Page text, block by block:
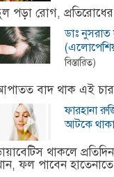
পড়া রোগ,
ডাঃ
বিস্তারিত)
বাদ থাক এই
ফারহানা
আটকে
থাকলে
ফল পাবেন হাতেনাতে